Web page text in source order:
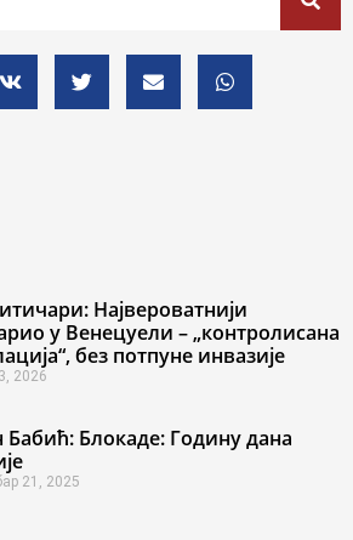
Највероватнији
у Венецуели – „контролисана
без потпуне инвазије
2026
Бабић: Блокаде: Годину дана
21, 2025